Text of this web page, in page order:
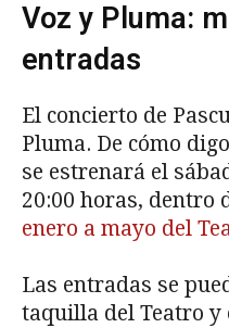
Voz y Pluma:
entradas
El concierto de
Pluma. De cómo
se estrenará el
20:00 horas, dentro
enero a mayo del
Las entradas se
taquilla del Teatro y